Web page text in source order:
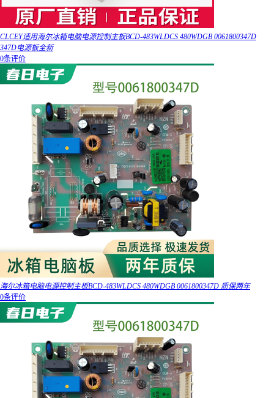
CLCEY适用海尔冰箱电脑电源控制主板BCD-483WLDCS 480WDGB 0061800347D
347D电源板全新
0条评价
海尔冰箱电脑电源控制主板BCD-483WLDCS 480WDGB 0061800347D 质保两年
0条评价